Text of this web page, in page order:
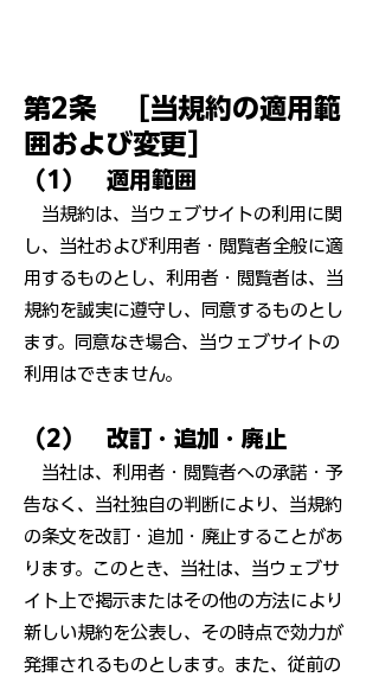
第2条 ［当規約の適用範
囲および変更］
（1） 適用範囲
当規約は、当ウェブサイトの利用に関
し、当社および利用者・閲覧者全般に適
用するものとし、利用者・閲覧者は、当
規約を誠実に遵守し、同意するものとし
ます。同意なき場合、当ウェブサイトの
利用はできません。
（2） 改訂・追加・廃止
当社は、利用者・閲覧者への承諾・予
告なく、当社独自の判断により、当規約
の条文を改訂・追加・廃止することがあ
ります。このとき、当社は、当ウェブサ
イト上で掲示またはその他の方法により
新しい規約を公表し、その時点で効力が
発揮されるものとします。また、従前の